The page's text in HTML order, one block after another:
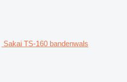
Sakai TS-160 bandenwals